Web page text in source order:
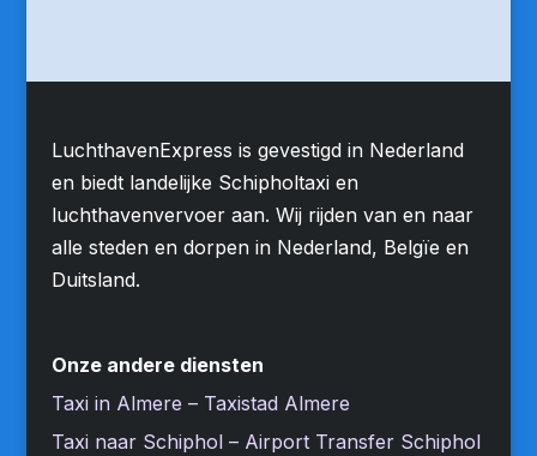
LuchthavenExpress is gevestigd in Nederland
en biedt landelijke Schipholtaxi en
luchthavenvervoer aan. Wij rijden van en naar
alle steden en dorpen in Nederland, Belgïe en
Duitsland.
Onze andere diensten
Taxi in Almere – Taxistad Almere
Taxi naar Schiphol – Airport Transfer Schiphol